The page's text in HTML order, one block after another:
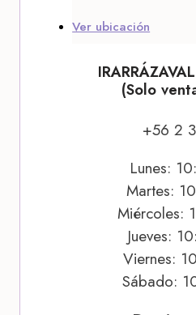
Ver ubicación
(Solo
+56 2
Lunes:
Martes:
Miércoles:
Jueves:
Viernes:
Sábado: